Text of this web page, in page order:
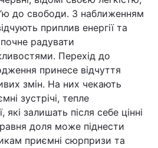
до свободи. З наближенням
приплив енергії та
радувати
Перехід до
принесе відчуття
змін. На них чекають
зустрічі, тепле
які залишать після себе цінні
доля може піднести
приємні сюрпризи та